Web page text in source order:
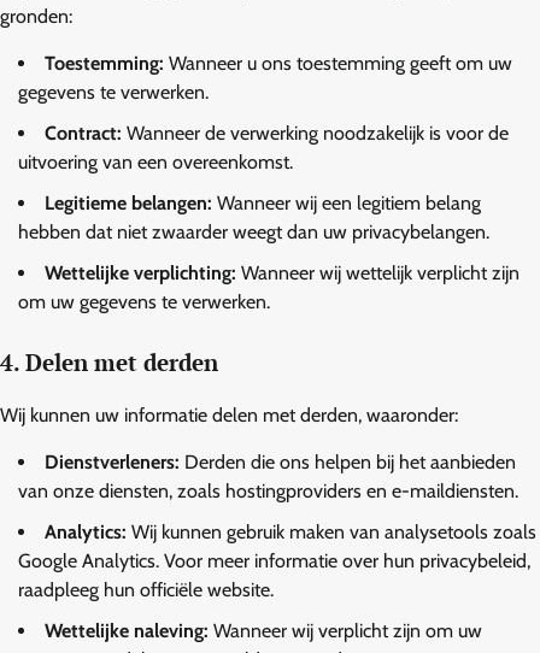
gronden:
Toestemming: Wanneer u ons toestemming geeft om uw
gegevens te verwerken.
Contract: Wanneer de verwerking noodzakelijk is voor de
uitvoering van een overeenkomst.
Legitieme belangen: Wanneer wij een legitiem belang
hebben dat niet zwaarder weegt dan uw privacybelangen.
Wettelijke verplichting: Wanneer wij wettelijk verplicht zijn
om uw gegevens te verwerken.
4. Delen met derden
Wij kunnen uw informatie delen met derden, waaronder:
Dienstverleners: Derden die ons helpen bij het aanbieden
van onze diensten, zoals hostingproviders en e-maildiensten.
Analytics: Wij kunnen gebruik maken van analysetools zoals
Google Analytics. Voor meer informatie over hun privacybeleid,
raadpleeg hun officiële website.
Wettelijke naleving: Wanneer wij verplicht zijn om uw